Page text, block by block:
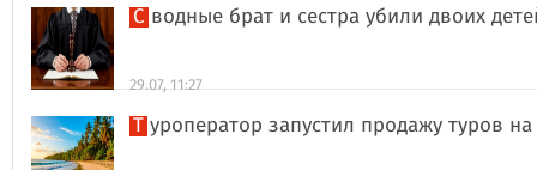
Сводные брат и сестра убили двоих
29.07, 11:27
Туроператор запустил продажу туров